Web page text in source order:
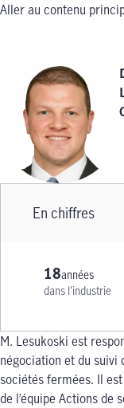
Aller au contenu
En chiffres
18années
dans l'industrie
M. Lesukoski est
négociation et du suivi
sociétés fermées. Il
de l’équipe Actions